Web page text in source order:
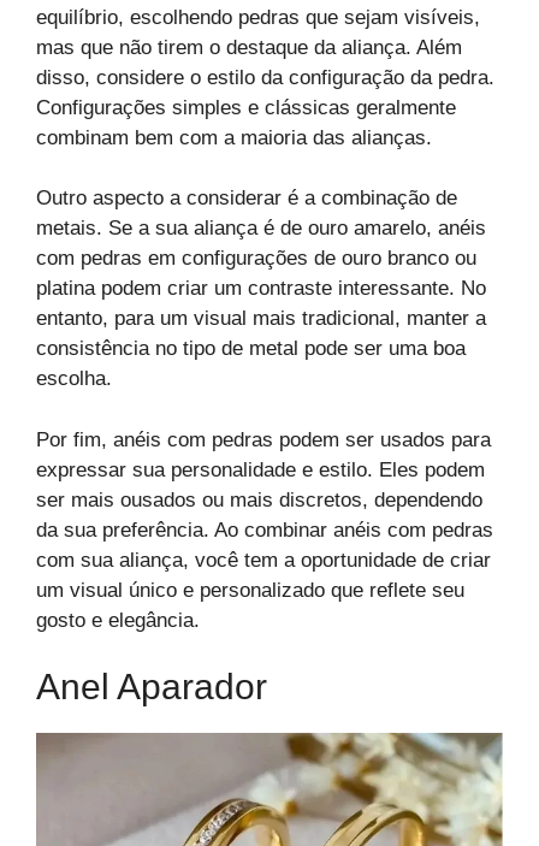
equilíbrio, escolhendo pedras que sejam visíveis,
mas que não tirem o destaque da aliança. Além
disso, considere o estilo da configuração da pedra.
Configurações simples e clássicas geralmente
combinam bem com a maioria das alianças.
Outro aspecto a considerar é a combinação de
metais. Se a sua aliança é de ouro amarelo, anéis
com pedras em configurações de ouro branco ou
platina podem criar um contraste interessante. No
entanto, para um visual mais tradicional, manter a
consistência no tipo de metal pode ser uma boa
escolha.
Por fim, anéis com pedras podem ser usados para
expressar sua personalidade e estilo. Eles podem
ser mais ousados ou mais discretos, dependendo
da sua preferência. Ao combinar anéis com pedras
com sua aliança, você tem a oportunidade de criar
um visual único e personalizado que reflete seu
gosto e elegância.
Anel Aparador